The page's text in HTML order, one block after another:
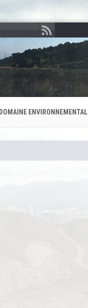
DOMAINE ENVIRONNEMENTAL